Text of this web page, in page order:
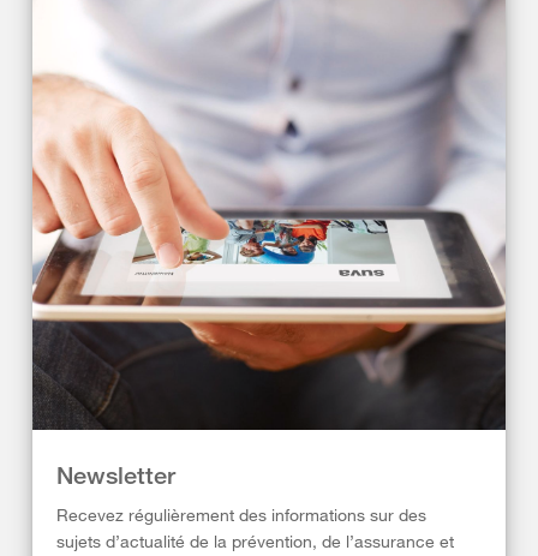
Newsletter
Recevez régulièrement des informations sur des
sujets d’actualité de la prévention, de l’assurance et